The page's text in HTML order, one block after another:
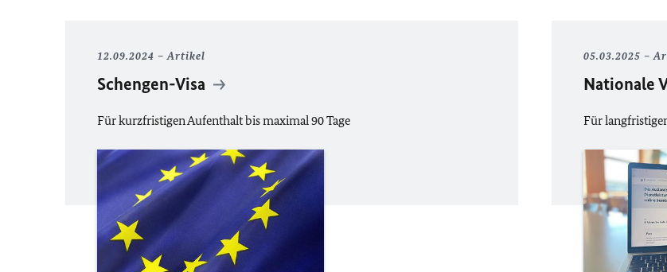
12.09.2024 Artikel
Schengen-Visa
Für kurzfristigen Aufenthalt bis maximal 90 Tage
05.03.2025
Nationale
Für